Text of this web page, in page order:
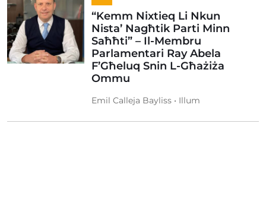
“Kemm Nixtieq Li Nkun
Nista’ Nagħtik Parti Minn
Saħħti” – Il-Membru
Parlamentari Ray Abela
F’Għeluq Snin L-Għażiża
Ommu
Emil Calleja Bayliss • Illum